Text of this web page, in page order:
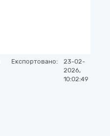
Експортовано:
23-02-
2026,
10:02:49